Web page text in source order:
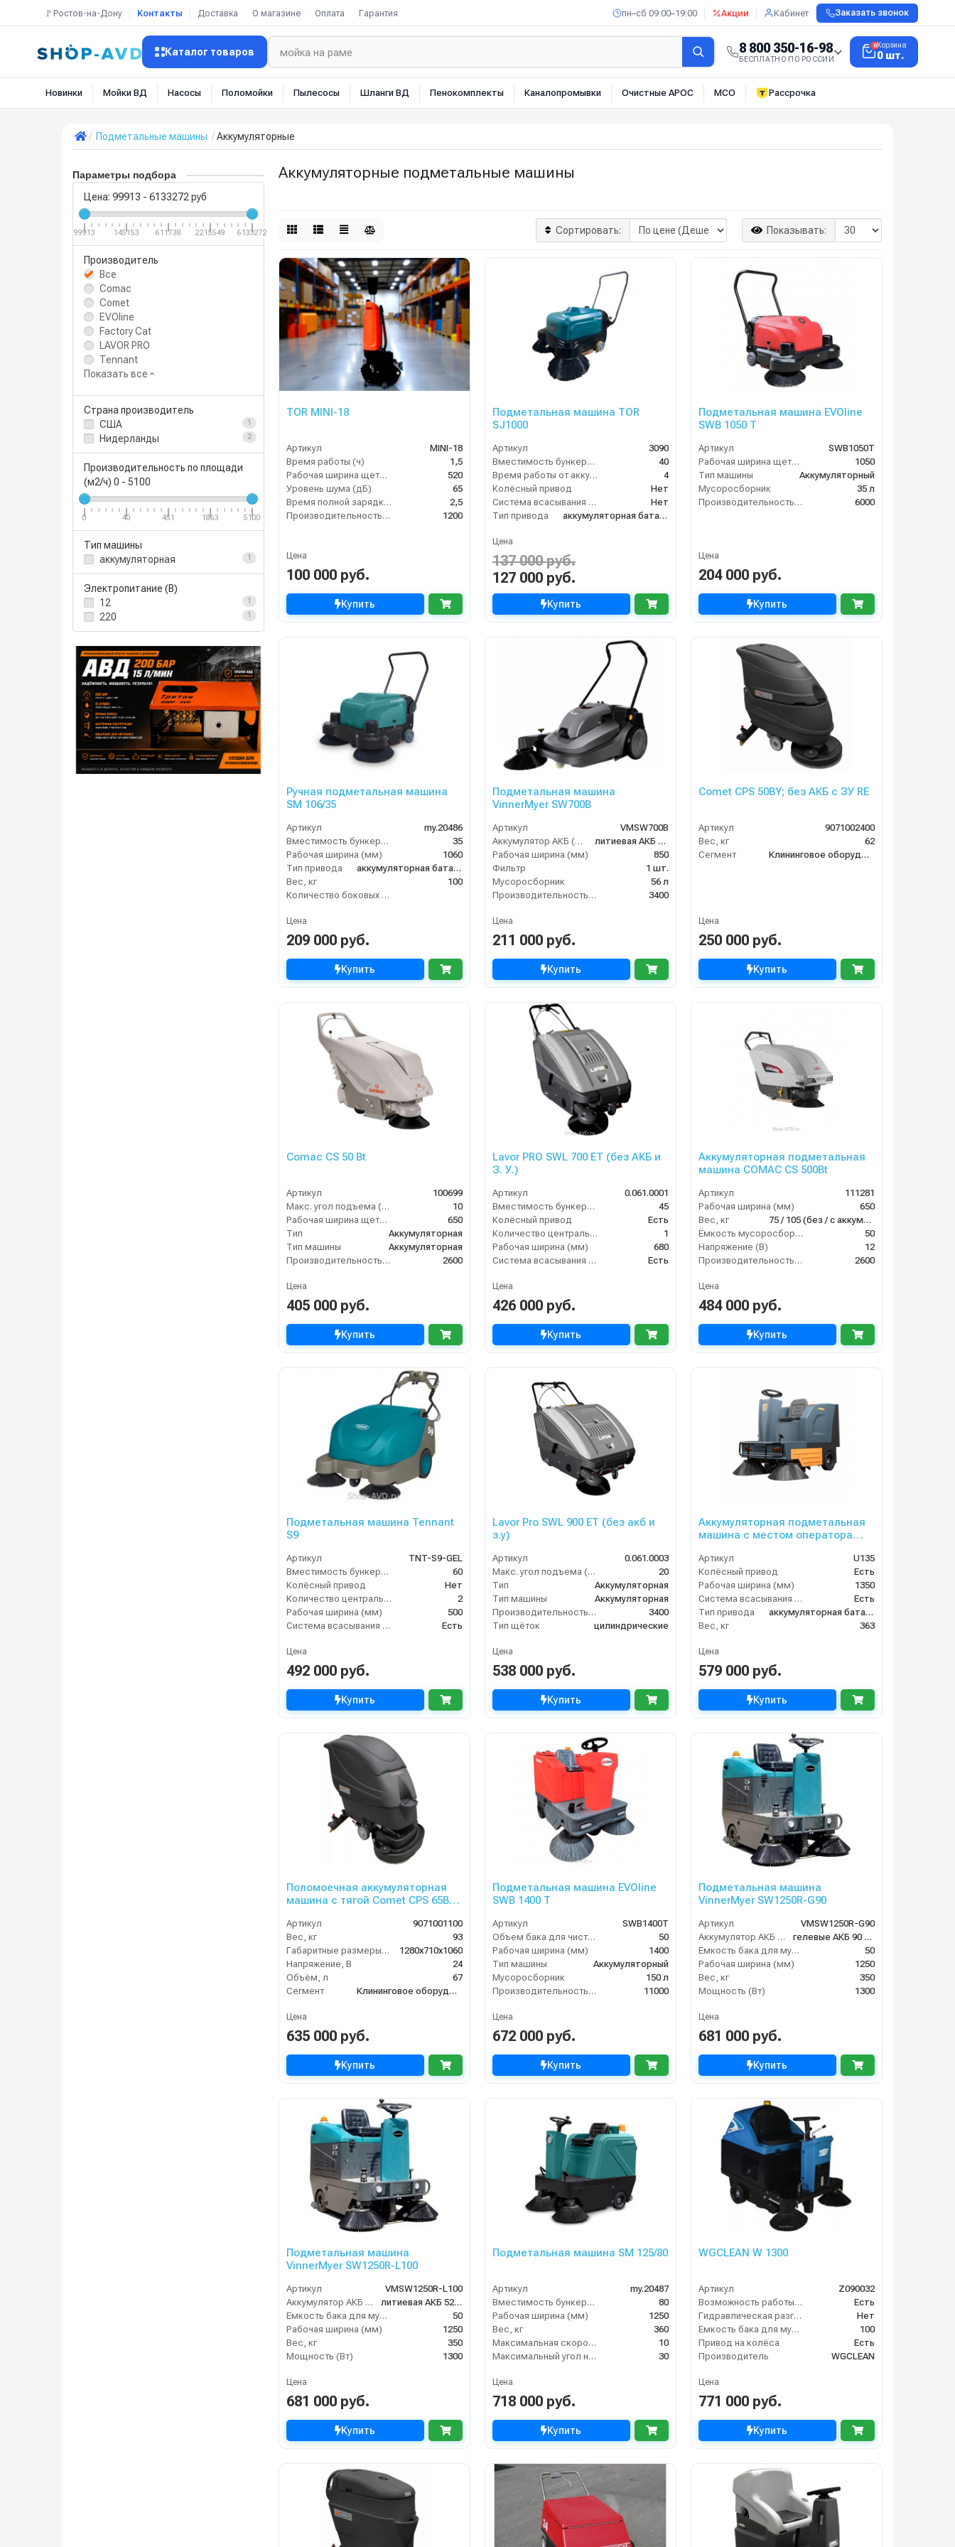
🚩Ростов-на-Дону Контакты Доставка О магазине Оплата Гарантия пн–сб 09:00–19:00 Акции Кабинет Заказать звонок
Каталог товаров 8 800 350-16-98
БЕСПЛАТНО ПО РОССИИ
0Корзина
0 шт.
Новинки Мойки ВД Насосы Поломойки Пылесосы Шланги ВД Пенокомплекты Каналопромывки Очистные АРОС МСО Рассрочка
Подметальные машины Аккумуляторные
Параметры подбора
Цена: 99913 - 6133272 руб
99913 145153 611738 2215549 6133272
Производитель
Все
Comac
Comet
EVOline
Factory Cat
LAVOR PRO
Tennant
Показать все
Страна производитель
США
1
Нидерланды 2
Производительность по площади
(м2/ч) 0 - 5100
0 40 451 1863 5100
Тип машины
аккумуляторная
1
Электропитание (В)
12
1
220 1
Аккумуляторные подметальные машины
Сортировать: Показывать:
TOR MINI-18
Артикул
MINI-18
Время работы (ч)
1,5
Рабочая ширина щеток (мм)
520
Уровень шума (дБ)
65
Время полной зарядки аккумулятора (ч)
2,5
Производительность по площади (м2/ч)
1200
Цена
100 000 руб.
Купить
Подметальная машина TOR
SJ1000
Артикул
3090
Вместимость бункера (л)
40
Время работы от аккумуляторов (ч)
4
Колёсный привод
Нет
Система всасывания пыли
Нет
Тип привода
аккумуляторная батарея
Цена
137 000 руб.
127 000 руб.
Купить
Подметальная машина EVOline
SWB 1050 T
Артикул
SWB1050T
Рабочая ширина щетки, мм
1050
Тип машины
Аккумуляторный
Мусоросборник
35 л
Производительность по площади (м2/ч)
6000
Цена
204 000 руб.
Купить
Ручная подметальная машина
SM 106/35
Артикул
my.20486
Вместимость бункера (л)
35
Рабочая ширина (мм)
1060
Тип привода
аккумуляторная батарея
Вес, кг
100
Количество боковых подметальных щёток (шт)
Цена
209 000 руб.
Купить
Подметальная машина
VinnerMyer SW700B
Артикул
VMSW700B
Аккумулятор АКБ (В/А·ч)
литиевая АКБ 24Ач
Рабочая ширина (мм)
850
Фильтр
1 шт.
Мусоросборник
56 л
Производительность по площади (м2/ч)
3400
Цена
211 000 руб.
Купить
Comet CPS 50BY; без АКБ с ЗУ RE
Артикул
9071002400
Вес, кг
62
Сегмент
Клининговое оборудование
Цена
250 000 руб.
Купить
Comac CS 50 Bt
Артикул
100699
Макс. угол подъема (%)
10
Рабочая ширина щеток (мм)
650
Тип
Аккумуляторная
Тип машины
Аккумуляторная
Производительность по площади (м2/ч)
2600
Цена
405 000 руб.
Купить
Lavor PRO SWL 700 ET (без АКБ и
З. У.)
Артикул
0.061.0001
Вместимость бункера (л)
45
Колёсный привод
Есть
Количество центральных мусоросборных валиков (шт)
1
Рабочая ширина (мм)
680
Система всасывания пыли
Есть
Цена
426 000 руб.
Купить
Аккумуляторная подметальная
машина COMAC CS 500Bt
Артикул
111281
Рабочая ширина (мм)
650
Вес, кг
75 / 105 (без / с аккумуляторами)
Ёмкость мусоросборника (л)
50
Напряжение (В)
12
Производительность по площади (м2/ч)
2600
Цена
484 000 руб.
Купить
Подметальная машина Tennant
S9
Артикул
TNT-S9-GEL
Вместимость бункера (л)
60
Колёсный привод
Нет
Количество центральных мусоросборных валиков (шт)
2
Рабочая ширина (мм)
500
Система всасывания пыли
Есть
Цена
492 000 руб.
Купить
Lavor Pro SWL 900 ET (без акб и
з.у)
Артикул
0.061.0003
Макс. угол подъема (%)
20
Тип
Аккумуляторная
Тип машины
Аккумуляторная
Производительность по площади (м2/ч)
3400
Тип щёток
цилиндрические
Цена
538 000 руб.
Купить
Аккумуляторная подметальная
машина с местом оператора
Артикул
U135
Колёсный привод
Есть
Рабочая ширина (мм)
1350
Система всасывания пыли
Есть
Тип привода
аккумуляторная батарея
Вес, кг
363
Цена
579 000 руб.
Купить
Поломоечная аккумуляторная
машина с тягой Comet CPS 65BT;
Артикул
9071001100
Вес, кг
93
Габаритные размеры, мм
1280x710x1060
Напряжение, В
24
Объём, л
67
Сегмент
Клининговое оборудование
Цена
635 000 руб.
Купить
Подметальная машина EVOline
SWB 1400 T
Артикул
SWB1400T
Объем бака для чистой воды, л
50
Рабочая ширина (мм)
1400
Тип машины
Аккумуляторный
Мусоросборник
150 л
Производительность по площади (м2/ч)
11000
Цена
672 000 руб.
Купить
Подметальная машина
VinnerMyer SW1250R-G90
Артикул
VMSW1250R-G90
Аккумулятор АКБ (В/А·ч)
гелевые АКБ 90 Ач С20
Емкость бака для мусора (л)
50
Рабочая ширина (мм)
1250
Вес, кг
350
Мощность (Вт)
1300
Цена
681 000 руб.
Купить
Подметальная машина
VinnerMyer SW1250R-L100
Артикул
VMSW1250R-L100
Аккумулятор АКБ (В/А·ч)
литиевая АКБ 52 Ач С2
Емкость бака для мусора (л)
50
Рабочая ширина (мм)
1250
Вес, кг
350
Мощность (Вт)
1300
Цена
681 000 руб.
Купить
Подметальная машина SM 125/80
Артикул
my.20487
Вместимость бункера (л)
80
Рабочая ширина (мм)
1250
Вес, кг
360
Максимальная скорость движения (км/ч)
10
Максимальный угол наклона (%)
30
Цена
718 000 руб.
Купить
WGCLEAN W 1300
Артикул
Z090032
Возможность работы внутри помещения
Есть
Гидравлическая разгрузка
Нет
Емкость бака для мусора (л)
100
Привод на колёса
Есть
Производитель
WGCLEAN
Цена
771 000 руб.
Купить